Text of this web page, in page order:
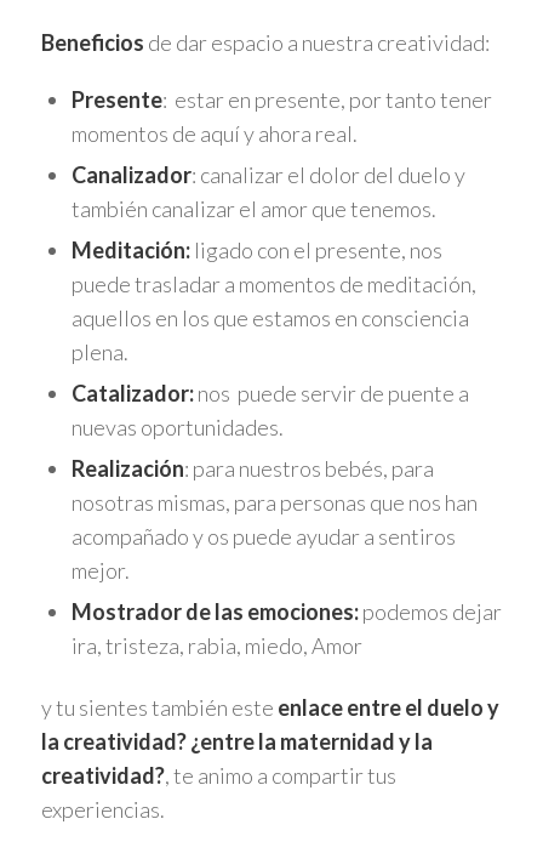
Beneficios de dar espacio a nuestra creatividad:
Presente: estar en presente, por tanto tener
momentos de aquí y ahora real.
Canalizador: canalizar el dolor del duelo y
también canalizar el amor que tenemos.
Meditación:ligado con el presente, nos
puede trasladar a momentos de meditación,
aquellos en los que estamos en consciencia
plena.
Catalizador:nos puede servir de puente a
nuevas oportunidades.
Realización: para nuestros bebés, para
nosotras mismas, para personas que nos han
acompañado y os puede ayudar a sentiros
mejor.
Mostrador de las emociones:podemos dejar
ira, tristeza, rabia, miedo, Amor
y tu sientes también este enlace entre el duelo y
la creatividad? ¿entre la maternidad y la
creatividad?, te animo a compartir tus
experiencias.